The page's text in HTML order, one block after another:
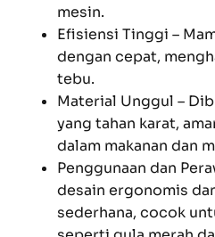
mesin.
Efisiensi Tinggi –
dengan cepat,
tebu.
Material Unggul –
yang tahan karat,
dalam makanan dan
Penggunaan dan
desain ergonomis
sederhana, cocok